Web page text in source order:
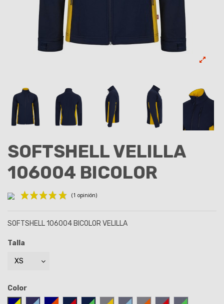
SOFTSHELL VELILLA
106004 BICOLOR
SOFTSHELL 106004 BICOLOR VELILLA
Talla
Color